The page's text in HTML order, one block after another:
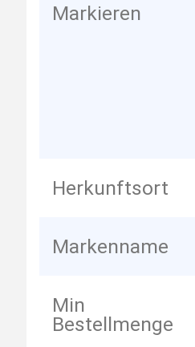
Markieren
Herkunftsort
Markenname
Min
Bestellmenge